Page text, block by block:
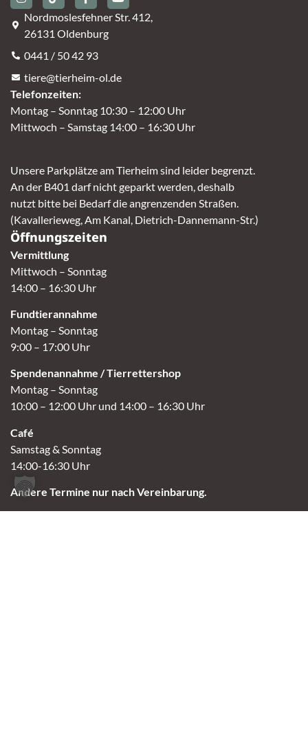
Nordmoslesfehner Str. 412,
26131 Oldenburg
0441 / 50 42 93
tiere@tierheim-ol.de
Telefonzeiten:
Montag – Sonntag 10:30 – 12:00 Uhr
Mittwoch – Samstag 14:00 – 16:30 Uhr
Unsere Parkplätze am Tierheim sind leider begrenzt.
An der B401 darf nicht geparkt werden, deshalb
nutzt bitte bei Bedarf die angrenzenden Straßen.
(Kavallerieweg, Am Kanal, Dietrich-Dannemann-Str.)
Öffnungszeiten
Vermittlung
Mittwoch – Sonntag
14:00 – 16:30 Uhr
Fundtierannahme
Montag – Sonntag
9:00 – 17:00 Uhr
Spendenannahme / Tierrettershop
Montag – Sonntag
10:00 – 12:00 Uhr und 14:00 – 16:30 Uhr
Café
Samstag & Sonntag
14:00-16:30 Uhr
Andere Termine nur nach Vereinbarung.